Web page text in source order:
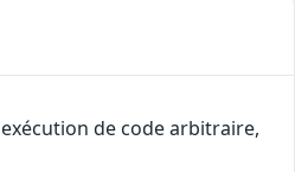
de code arbitraire,